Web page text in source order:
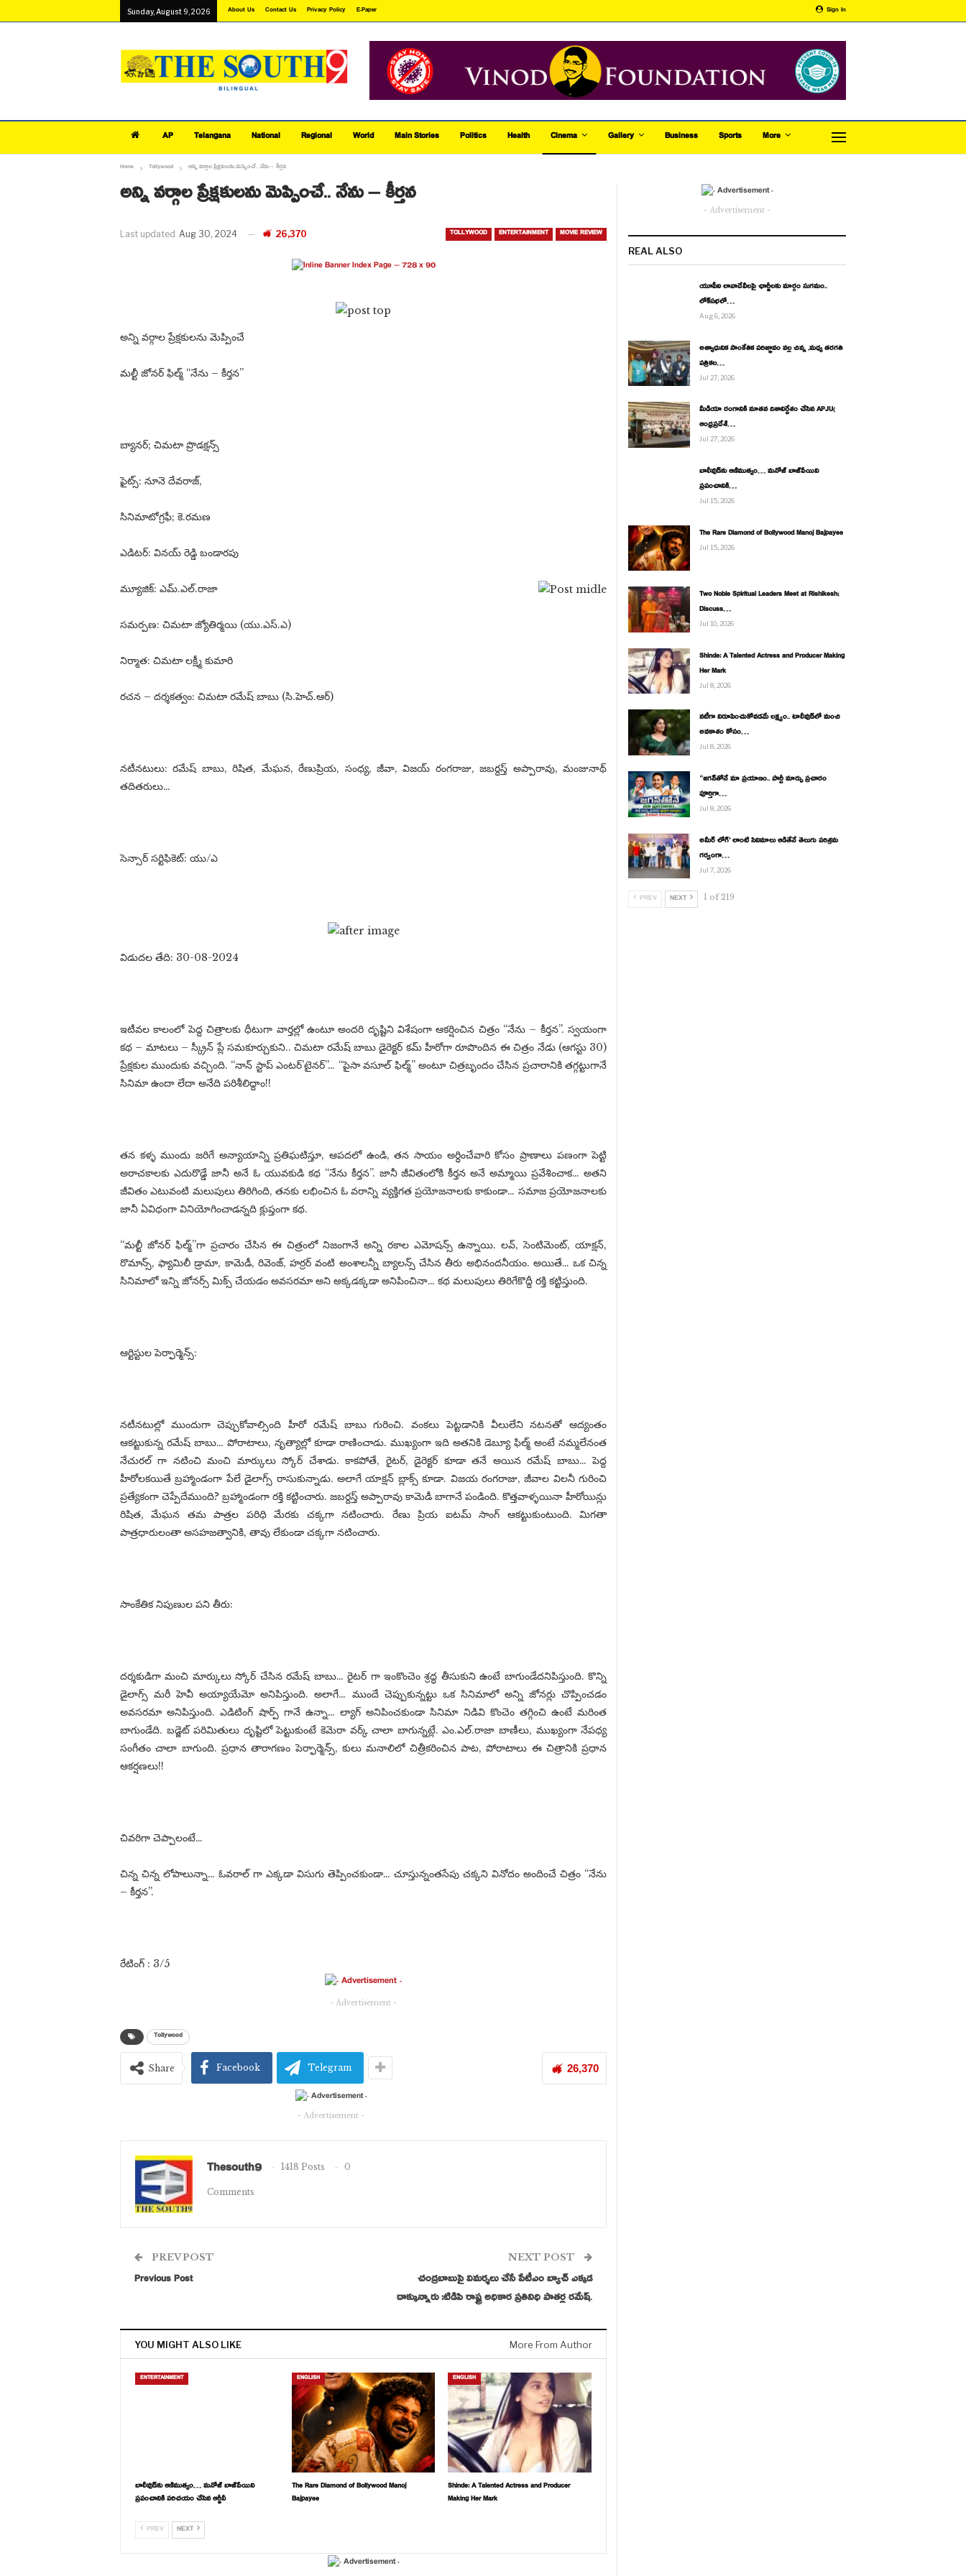
Sign In
Sunday, August 9, 2026 About Us Contact Us Privacy Policy E-Paper
AP Telangana National Regional World Main Stories Politics Health Cinema Gallery Business Sports More
Home Tollywood అన్ని వర్గాల ప్రేక్షకులను మెప్పించే.. నేను – కీర్తన
అన్ని వర్గాల ప్రేక్షకులను మెప్పించే.. నేను – కీర్తన
TOLLYWOOD ENTERTAINMENT MOVIE REVIEW
Last updated Aug 30, 2024 26,370
అన్ని వర్గాల ప్రేక్షకులను మెప్పించే
మల్టీ జోనర్ ఫిల్మ్ “నేను – కీర్తన”
బ్యానర్; చిమటా ప్రొడక్షన్స్
ఫైట్స్: నూనె దేవరాజ్,
సినిమాటోగ్రఫీ; కె.రమణ
ఎడిటర్: వినయ్ రెడ్డి బండారపు
మ్యూజిక్: ఎమ్.ఎల్.రాజా
సమర్పణ: చిమటా జ్యోతిర్మయి (యు.ఎస్.ఎ)
నిర్మాత: చిమటా లక్ష్మీ కుమారి
రచన – దర్శకత్వం: చిమటా రమేష్ బాబు (సి.హెచ్.ఆర్)
నటీనటులు: రమేష్ బాబు, రిషిత, మేఘన, రేణుప్రియ, సంధ్య, జీవా, విజయ్ రంగరాజు, జబర్దస్త్ అప్పారావు, మంజునాథ్
తదితరులు…
సెన్సార్ సర్టిఫికెట్: యు/ఎ
విడుదల తేది: 30-08-2024
ఇటీవల కాలంలో పెద్ద చిత్రాలకు ధీటుగా వార్తల్లో ఉంటూ అందరి దృష్టిని విశేషంగా ఆకర్షించిన చిత్రం “నేను – కీర్తన”. స్వయంగా
కథ – మాటలు – స్క్రీన్ ప్లే సమకూర్చుకుని.. చిమటా రమేష్ బాబు డైరెక్టర్ కమ్ హీరోగా రూపొందిన ఈ చిత్రం నేడు (ఆగస్టు 30)
ప్రేక్షకుల ముందుకు వచ్చింది. “నాన్ స్టాప్ ఎంటర్’టైనర్”… “పైసా వసూల్ ఫిల్మ్” అంటూ చిత్రబృందం చేసిన ప్రచారానికి తగ్గట్టుగానే
సినిమా ఉందా లేదా అనేది పరిశీలిద్దాం!!
తన కళ్ళ ముందు జరిగే అన్యాయాన్ని ప్రతిఘటిస్తూ, ఆపదలో ఉండి, తన సాయం అర్ధించేవారి కోసం ప్రాణాలు పణంగా పెట్టి
అరాచకాలకు ఎదురొడ్డే జానీ అనే ఓ యువకుడి కథ “నేను కీర్తన”. జానీ జీవితంలోకి కీర్తన అనే అమ్మాయి ప్రవేశించాక… అతని
జీవితం ఎటువంటి మలుపులు తిరిగింది, తనకు లభించిన ఓ వరాన్ని వ్యక్తిగత ప్రయోజనాలకు కాకుండా… సమాజ ప్రయోజనాలకు
జానీ ఏవిధంగా వినియోగించాడన్నది క్లుప్తంగా కథ.
“మల్టీ జోనర్ ఫిల్మ్”గా ప్రచారం చేసిన ఈ చిత్రంలో నిజంగానే అన్ని రకాల ఎమోషన్స్ ఉన్నాయి. లవ్, సెంటిమెంట్, యాక్షన్,
రొమాన్స్, ఫ్యామిలీ డ్రామా, కామెడీ, రివెంజ్, హర్రర్ వంటి అంశాలన్నీ బ్యాలన్స్ చేసిన తీరు అభినందనీయం. అయితే… ఒక చిన్న
సినిమాలో ఇన్ని జోనర్స్ మిక్స్ చేయడం అవసరమా అని అక్కడక్కడా అనిపించినా… కథ మలుపులు తిరిగేకొద్దీ రక్తి కట్టిస్తుంది.
ఆర్టిస్టుల పెర్ఫార్మెన్స్:
నటీనటుల్లో ముందుగా చెప్పుకోవాల్సింది హీరో రమేష్ బాబు గురించి. వంకలు పెట్టడానికి వీలులేని నటనతో ఆద్యంతం
ఆకట్టుకున్న రమేష్ బాబు… పోరాటాలు, నృత్యాల్లో కూడా రాణించాడు. ముఖ్యంగా ఇది అతనికి డెబ్యూ ఫిల్మ్ అంటే నమ్మలేనంత
నేచురల్ గా నటించి మంచి మార్కులు స్కోర్ చేశాడు. కాకపోతే, రైటర్, డైరెక్టర్ కూడా తనే అయిన రమేష్ బాబు… పెద్ద
హీరోలకయితే బ్రహ్మాండంగా పేలే డైలాగ్స్ రాసుకున్నాడు. అలాగే యాక్షన్ బ్లాక్స్ కూడా. విజయ రంగరాజు, జీవాల విలనీ గురించి
ప్రత్యేకంగా చెప్పేదేముంది? బ్రహ్మాండంగా రక్తి కట్టించారు. జబర్దస్త్ అప్పారావు కామెడీ బాగానే పండింది. కొత్తవాళ్ళయినా హీరోయిన్లు
రిషిత, మేఘన తమ పాత్రల పరిధి మేరకు చక్కగా నటించారు. రేణు ప్రియ ఐటమ్ సాంగ్ ఆకట్టుకుంటుంది. మిగతా
పాత్రధారులంతా అసహజత్వానికి, తావు లేకుండా చక్కగా నటించారు.
సాంకేతిక నిపుణుల పని తీరు:
దర్శకుడిగా మంచి మార్కులు స్కోర్ చేసిన రమేష్ బాబు… రైటర్ గా ఇంకొంచెం శ్రద్ధ తీసుకుని ఉంటే బాగుండేదనిపిస్తుంది. కొన్ని
డైలాగ్స్ మరీ హెవీ అయ్యాయేమో అనిపిస్తుంది. అలాగే… ముందే చెప్పుకున్నట్టు ఒక సినిమాలో అన్ని జోనర్లు చొప్పించడం
అవసరమా అనిపిస్తుంది. ఎడిటింగ్ షార్ప్ గానే ఉన్నా… ల్యాగ్ అనిపించకుండా సినిమా నిడివి కొంచెం తగ్గించి ఉంటే మరింత
బాగుండేది. బడ్జెట్ పరిమితులు దృష్టిలో పెట్టుకుంటే కెమెరా వర్క్ చాలా బాగున్నట్లే. ఎం.ఎల్.రాజా బాణీలు, ముఖ్యంగా నేపధ్య
సంగీతం చాలా బాగుంది. ప్రధాన తారాగణం పెర్ఫార్మెన్స్, కులు మనాలిలో చిత్రీకరించిన పాట, పోరాటాలు ఈ చిత్రానికి ప్రధాన
ఆకర్షణలు!!
చివరిగా చెప్పాలంటే…
చిన్న చిన్న లోపాలున్నా… ఓవరాల్ గా ఎక్కడా విసుగు తెప్పించకుండా… చూస్తున్నంతసేపు చక్కని వినోదం అందించే చిత్రం “నేను
– కీర్తన”.
రేటింగ్ : 3/5
- Advertisement -
Tollywood
26,370
Share Facebook Telegram
- Advertisement -
Thesouth9 1418 Posts 0
Comments
PREV POST
Previous Post
NEXT POST
చంద్రబాబుపై విమర్శలు చేసే పేటీఎం బ్యాచ్ ఎక్కడ
దాక్కున్నారు :టిడిపి రాష్ట్ర అధికార ప్రతినిధి పాతర్ల రమేష్.
YOU MIGHT ALSO LIKE More From Author
ENTERTAINMENT
బాలీవుడ్‌కు ఆణిముత్యం… మనోజ్ బాజ్‌పేయిని
ప్రపంచానికి పరిచయం చేసిన ఆర్జీవీ
ENGLISH
The Rare Diamond of Bollywood Manoj
Bajpayee
ENGLISH
Shinde: A Talented Actress and Producer
Making Her Mark
PREV NEXT
- Advertisement -
REAL ALSO
యూపీఐ లావాదేవీలపై ఛార్జీలకు మార్గం సుగమం..
లోక్‌సభలో…
Aug 6, 2026
అత్యాధునిక సాంకేతిక పరిజ్ఞానం వల్ల చిన్న ,మధ్య తరగతి
పత్రికల…
Jul 27, 2026
మీడియా రంగానికి నూతన దిశానిర్దేశం చేసిన APJU(
ఆంధ్రప్రదేశ్…
Jul 27, 2026
బాలీవుడ్‌కు ఆణిముత్యం… మనోజ్ బాజ్‌పేయిని
ప్రపంచానికి…
Jul 15, 2026
The Rare Diamond of Bollywood Manoj Bajpayee
Jul 15, 2026
Two Noble Spiritual Leaders Meet at Rishikesh;
Discuss…
Jul 10, 2026
Shinde: A Talented Actress and Producer Making
Her Mark
Jul 8, 2026
నటీగా నిరూపించుకోవడమే లక్ష్యం.. టాలీవుడ్‌లో మంచి
అవకాశం కోసం…
Jul 8, 2026
“జగన్‌తోనే మా ప్రయాణం.. పార్టీ మార్పు ప్రచారం
పూర్తిగా…
Jul 8, 2026
అమీర్ లోగ్’ లాంటి సినిమాలు ఆడితేనే తెలుగు పరిశ్రమ
గర్వంగా…
Jul 7, 2026
PREV NEXT 1 of 219